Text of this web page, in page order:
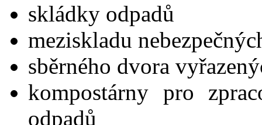
skládky odpadů
meziskladu
sběrného dvora
kompostárny pro
odpadů